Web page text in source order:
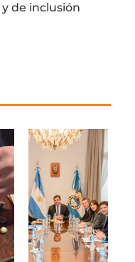
de inclusión